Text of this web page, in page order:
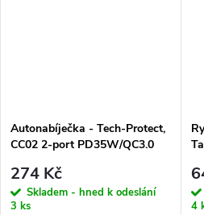
Autonabíječka - Tech-Protect,
CC02 2-port PD35W/QC3.0
274 Kč
Skladem - hned k odeslání
3 ks
4